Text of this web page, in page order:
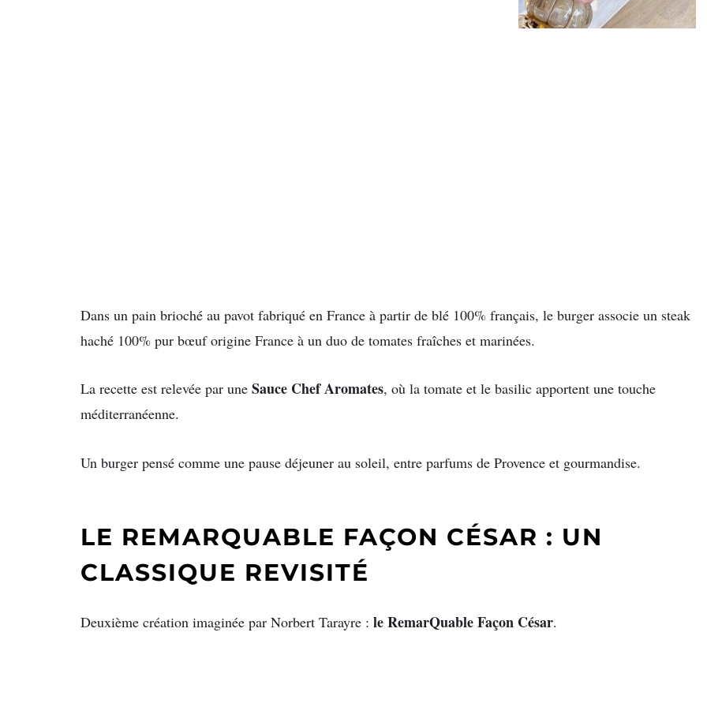
Dans un pain brioché au pavot fabriqué en France à partir de blé 100% français, le burger associe un steak
haché 100% pur bœuf origine France à un duo de tomates fraîches et marinées.
La recette est relevée par une Sauce Chef Aromates, où la tomate et le basilic apportent une touche
méditerranéenne.
Un burger pensé comme une pause déjeuner au soleil, entre parfums de Provence et gourmandise.
LE REMARQUABLE FAÇON CÉSAR : UN
CLASSIQUE REVISITÉ
Deuxième création imaginée par Norbert Tarayre : le RemarQuable Façon César.